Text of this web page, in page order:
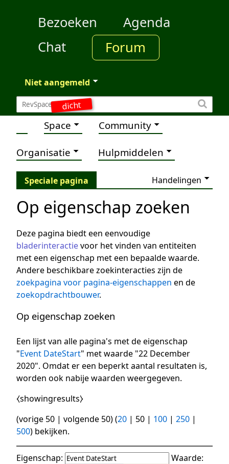
dicht
Bezoeken
Agenda
Chat
Forum
Niet aangemeld
Space Community
Organisatie Hulpmiddelen
Speciale pagina Handelingen
Op eigenschap zoeken
Deze pagina biedt een eenvoudige
bladerinteractievoor het vinden van entiteiten
met een eigenschap met een bepaalde waarde.
Andere beschikbare zoekinteracties zijn de
zoekpagina voor pagina-eigenschappen en de
zoekopdrachtbouwer.
Op eigenschap zoeken
Een lijst van alle pagina's met de eigenschap
"Event DateStart" met waarde "22 December
2020". Omdat er een beperkt aantal resultaten is,
worden ook nabije waarden weergegeven.
⧼showingresults⧽
(vorige 50 | volgende 50) (20 | 50 | 100 | 250 |
500) bekijken.
Eigenschap: Waarde: